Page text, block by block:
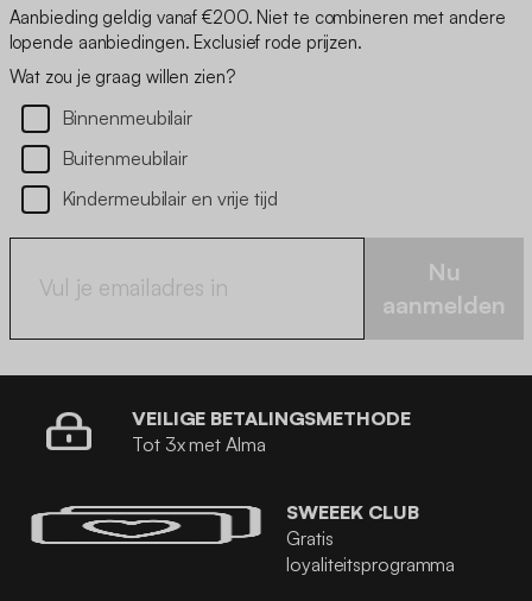
Aanbieding geldig vanaf €200. Niet te combineren met andere
lopende aanbiedingen. Exclusief rode prijzen.
Wat zou je graag willen zien?
Binnenmeubilair
Buitenmeubilair
Kindermeubilair en vrije tijd
Nu
aanmelden
VEILIGE BETALINGSMETHODE
Tot 3x met Alma
SWEEEK CLUB
Gratis
loyaliteitsprogramma